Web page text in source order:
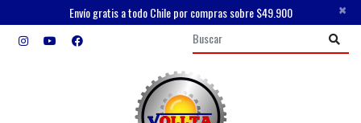
Envío gratis a todo Chile por compras sobre $49.900 ×